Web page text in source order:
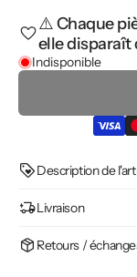
⚠️ Chaque
elle
Indisponible
Description de
Livraison
Retours /